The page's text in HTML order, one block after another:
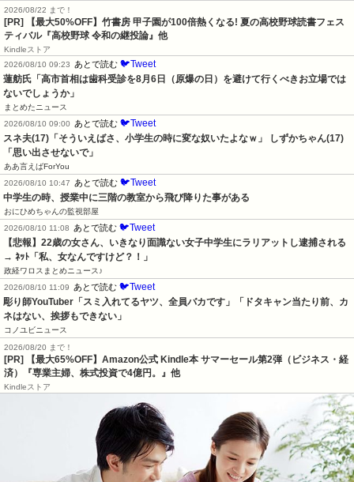
2026/08/22 まで！
[PR] 【最大50%OFF】竹書房 甲子園が100倍熱くなる! 夏の高校野球読書フェス
ティバル『高校野球 令和の継投論』他
Kindleストア
2026/08/10 09:23
あとで読む 🐦Tweet
蓮舫氏「高市首相は歯科受診を8月6日（原爆の日）を避けて行くべきお立場では
ないでしょうか」
まとめたニュース
2026/08/10 09:00
あとで読む 🐦Tweet
スネ夫(17)「そういえばさ、小学生の時に変な奴いたよなｗ」 しずかちゃん(17)
「思い出させないで」
ああ言えばForYou
2026/08/10 10:47
あとで読む 🐦Tweet
中学生の時、授業中に三階の教室から飛び降りた事がある
おにひめちゃんの監視部屋
2026/08/10 11:08
あとで読む 🐦Tweet
【悲報】22歳の女さん、いきなり面識ない女子中学生にラリアットし逮捕される
→ ﾈｯﾄ「私、女なんですけど？！」
政経ワロスまとめニュース♪
2026/08/10 11:09
あとで読む 🐦Tweet
彫り師YouTuber「スミ入れてるヤツ、全員バカです」「ドタキャン当たり前、カ
ネはない、挨拶もできない」
コノユビニュース
2026/08/20 まで！
[PR]
【最大65%OFF】Amazon公式 Kindle本 サマーセール第2弾（ビジネス・経
済）『専業主婦、株式投資で4億円。』他
Kindleストア